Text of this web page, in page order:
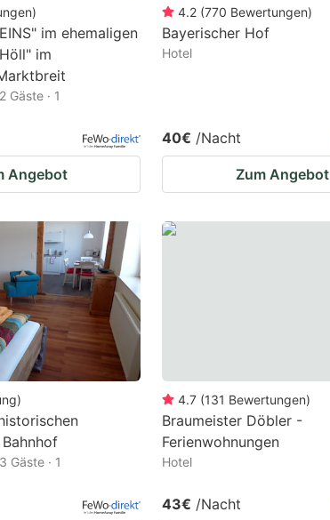
)
im ehemaligen
im
Gäste · 1
Angebot
4.2 (770 Bewertungen)
Bayerischer Hof
Hotel
40€ /Nacht
Zum Angebot
)
Gäste · 1
4.7 (131 Bewertungen)
Braumeister Döbler -
Ferienwohnungen
Hotel
43€ /Nacht